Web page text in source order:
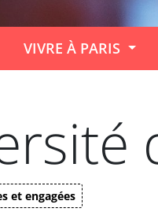
VIVRE À PARIS
et engagées